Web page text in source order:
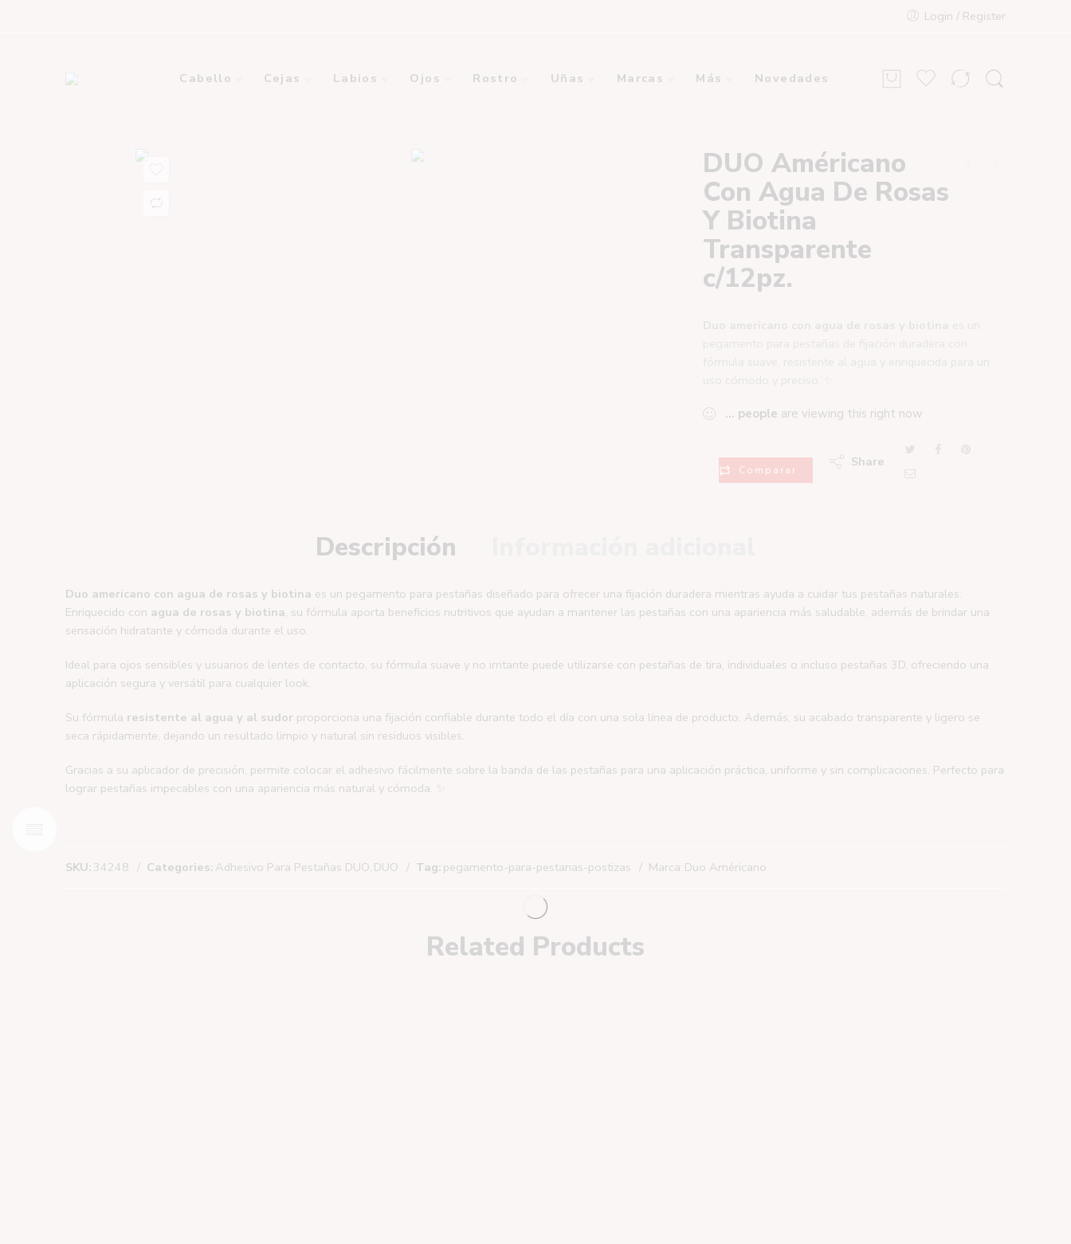
Login / Register
Cabello Cejas Labios Ojos Rostro Uñas Marcas Más Novedades
DUO Américano
Con Agua De Rosas
Y Biotina
Transparente
c/12pz.
... people are viewing this right now
Comparar
Share
Descripción
Duo americano con agua de rosas y biotina es un pegamento para pestañas diseñado para ofrecer una fijación duradera mientras ayuda a cuidar tus pestañas naturales.
Enriquecido con agua de rosas y biotina, su fórmula aporta beneficios nutritivos que ayudan a mantener las pestañas con una apariencia más saludable, además de brindar una
sensación hidratante y cómoda durante el uso.
Ideal para ojos sensibles y usuarios de lentes de contacto, su fórmula suave y no irritante puede utilizarse con pestañas de tira, individuales o incluso pestañas 3D, ofreciendo una
aplicación segura y versátil para cualquier look.
Su fórmula resistente al agua y al sudor proporciona una fijación confiable durante todo el día con una sola línea de producto. Además, su acabado transparente y ligero se
seca rápidamente, dejando un resultado limpio y natural sin residuos visibles.
Gracias a su aplicador de precisión, permite colocar el adhesivo fácilmente sobre la banda de las pestañas para una aplicación práctica, uniforme y sin complicaciones. Perfecto para
lograr pestañas impecables con una apariencia más natural y cómoda. ✨
SKU: 34248 Categories: Adhesivo Para Pestañas DUO, DUO Tag: pegamento-para-pestanas-postizas Marca: Duo Américano
Related Products